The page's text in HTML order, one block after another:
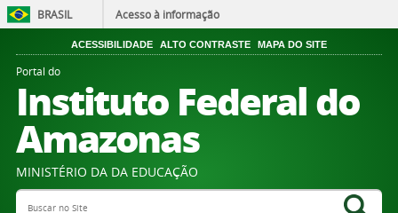
BRASIL Acesso à informação
ACESSIBILIDADE ALTO CONTRASTE MAPA DO SITE
Portal do
Instituto Federal do
Amazonas
MINISTÉRIO DA DA EDUCAÇÃO
Search Site